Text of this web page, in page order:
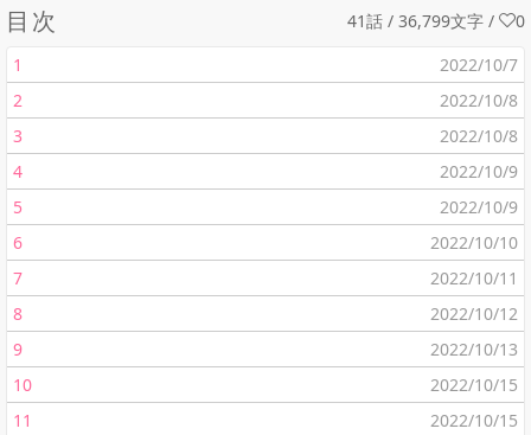
目次 41話 / 36,799文字 /
0
1
2022/10/7
2
2022/10/8
3
2022/10/8
4
2022/10/9
5
2022/10/9
6
2022/10/10
7
2022/10/11
8
2022/10/12
9
2022/10/13
10
2022/10/15
11
2022/10/15